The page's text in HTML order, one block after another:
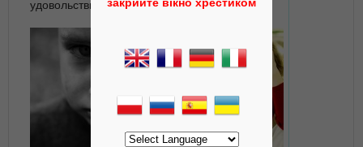
удовольствие сегоднязакрийте вікно хрестиком